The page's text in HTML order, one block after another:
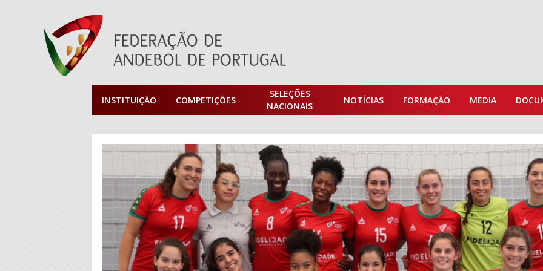
INSTITUIÇÃO COMPETIÇÕES
SELEÇÕES
NACIONAIS
NOTÍCIAS FORMAÇÃO MEDIA